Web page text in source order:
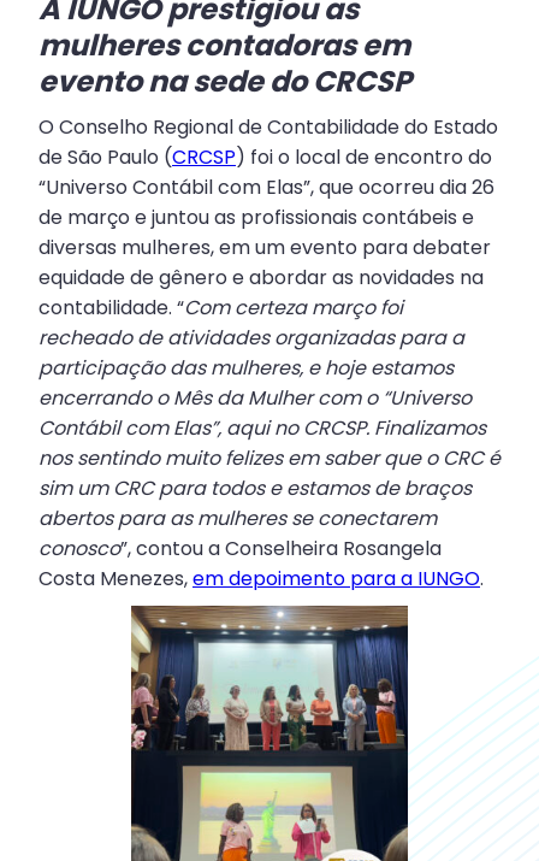
A IUNGO prestigiou as
mulheres contadoras em
evento na sede do CRCSP
O Conselho Regional de Contabilidade do Estado
de São Paulo (CRCSP) foi o local de encontro do
“Universo Contábil com Elas”, que ocorreu dia 26
de março e juntou as profissionais contábeis e
diversas mulheres, em um evento para debater
equidade de gênero e abordar as novidades na
contabilidade. “Com certeza março foi
recheado de atividades organizadas para a
participação das mulheres, e hoje estamos
encerrando o Mês da Mulher com o “Universo
Contábil com Elas”, aqui no CRCSP. Finalizamos
nos sentindo muito felizes em saber que o CRC é
sim um CRC para todos e estamos de braços
abertos para as mulheres se conectarem
conosco”, contou a Conselheira Rosangela
Costa Menezes,em depoimento para a IUNGO.